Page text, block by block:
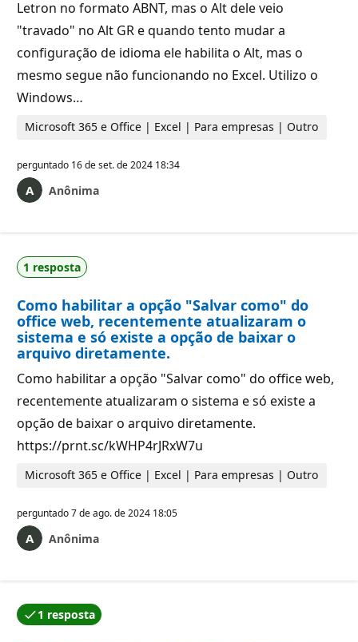
Letron no formato ABNT, mas o Alt dele veio
"travado" no Alt GR e quando tento mudar a
configuração de idioma ele habilita o Alt, mas o
mesmo segue não funcionando no Excel. Utilizo o
Windows…
Microsoft 365 e Office | Excel | Para empresas | Outro
perguntado 16 de set. de 2024 18:34
Anônima
1 resposta
Como habilitar a opção "Salvar como" do
office web, recentemente atualizaram o
sistema e só existe a opção de baixar o
arquivo diretamente.
Como habilitar a opção "Salvar como" do office web,
recentemente atualizaram o sistema e só existe a
opção de baixar o arquivo diretamente.
https://prnt.sc/kWHP4rJRxW7u
Microsoft 365 e Office | Excel | Para empresas | Outro
perguntado7 de ago. de 2024 18:05
Anônima
1 resposta
Uma das respostas foi aceita pelo autor da pergunta.